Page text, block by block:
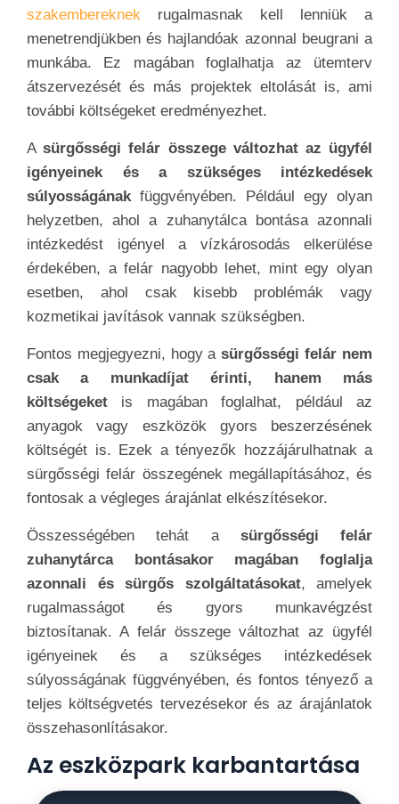
szakembereknek rugalmasnak kell lenniük a
menetrendjükben és hajlandóak azonnal beugrani a
munkába. Ez magában foglalhatja az ütemterv
átszervezését és más projektek eltolását is, ami
további költségeket eredményezhet.
Asürgősségi felár összege változhat az ügyfél
igényeinek és a szükséges intézkedések
súlyosságánakfüggvényében. Például egy olyan
helyzetben, ahol a zuhanytálca bontása azonnali
intézkedést igényel a vízkárosodás elkerülése
érdekében, a felár nagyobb lehet, mint egy olyan
esetben, ahol csak kisebb problémák vagy
kozmetikai javítások vannak szükségben.
Fontos megjegyezni, hogy asürgősségi felár nem
csak a munkadíjat érinti, hanem más
költségeket is magában foglalhat, például az
anyagok vagy eszközök gyors beszerzésének
költségét is. Ezek a tényezők hozzájárulhatnak a
sürgősségi felár összegének megállapításához, és
fontosak a végleges árajánlat elkészítésekor.
Összességében tehát asürgősségi felár
zuhanytárca bontásakor magában foglalja
azonnali és sürgős szolgáltatásokat, amelyek
rugalmasságot és gyors munkavégzést
biztosítanak. A felár összege változhat az ügyfél
igényeinek és a szükséges intézkedések
súlyosságának függvényében, és fontos tényező a
teljes költségvetés tervezésekor és az árajánlatok
összehasonlításakor.
Az eszközpark karbantartása